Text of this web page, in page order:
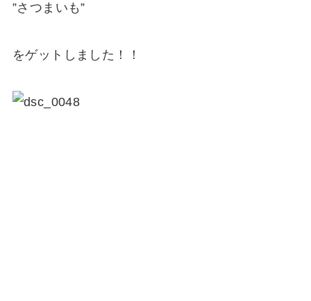
”さつまいも”
をゲットしました！！